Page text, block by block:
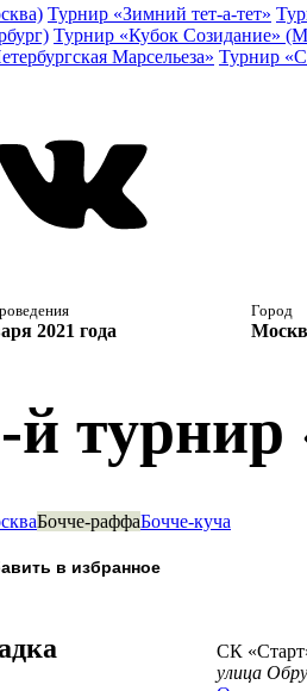
Турнир «Зимний тет-а-тет»
Турнир «Кубок Созидание»
Марсельеза» Турнир
2021 года
Город
й турнир
Бочче-раффаБочче-куча
СК
улица